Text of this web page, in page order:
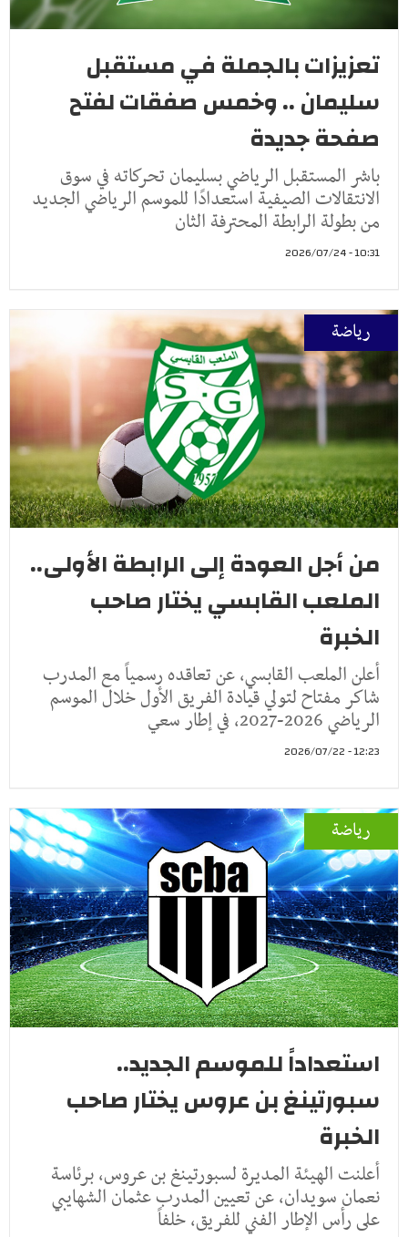
تعزيزات بالجملة في مستقبل
سليمان .. وخمس صفقات لفتح
صفحة جديدة
باشر المستقبل الرياضي بسليمان تحركاته في سوق
الانتقالات الصيفية استعدادًا للموسم الرياضي الجديد
من بطولة الرابطة المحترفة الثان
10:31 - 2026/07/24
رياضة
من أجل العودة إلى الرابطة الأولى..
الملعب القابسي يختار صاحب
الخبرة
أعلن الملعب القابسي، عن تعاقده رسمياً مع المدرب
شاكر مفتاح لتولي قيادة الفريق الأول خلال الموسم
الرياضي 2026-2027، في إطار سعي
12:23 - 2026/07/22
رياضة
استعداداً للموسم الجديد..
سبورتينغ بن عروس يختار صاحب
الخبرة
أعلنت الهيئة المديرة لسبورتينغ بن عروس، برئاسة
نعمان سويدان، عن تعيين المدرب عثمان الشهايبي
على رأس الإطار الفني للفريق، خلفاً